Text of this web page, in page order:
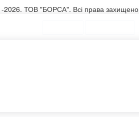
2026. ТОВ "БОРСА". Всі права захищено